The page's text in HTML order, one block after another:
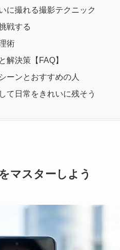
に撮れる撮影テクニック
戦する
術
解決策【FAQ】
ーンとおすすめの人
て日常をきれいに残そう
マスターしよう